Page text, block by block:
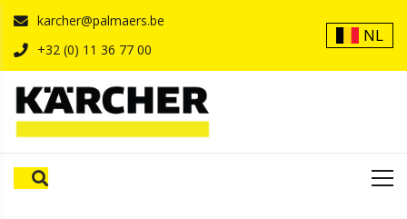
karcher@palmaers.be
+32 (0) 11 36 77 00
NL
HOME